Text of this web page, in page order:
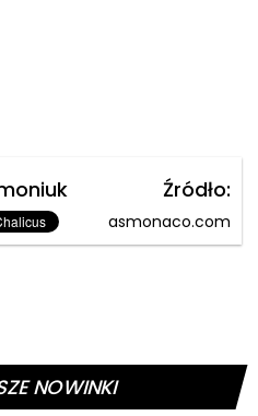
Źródło:
asmonaco.com
NOWINKI